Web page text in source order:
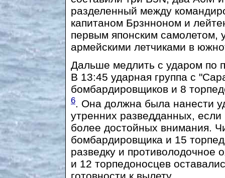
разделенный между
капитаном Брзнноном и
первым японским самолетом,
армейскими летчиками в
Дальше медлить с ударом по
В 13:45 ударная группа с
бомбардировщиков и 8
6. Она должна была нанести
утренних разведданных,
более достойных внимания.
бомбардировщика и 15
разведку и
и 12 торпедоносцев
готовности к вылету.